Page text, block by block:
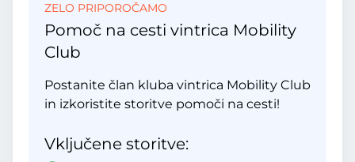
ZELO PRIPOROČAMO
Pomoč na cesti vintrica Mobility
Club
Postanite član kluba vintrica Mobility Club
in izkoristite storitve pomoči na cesti!
Vključene storitve: